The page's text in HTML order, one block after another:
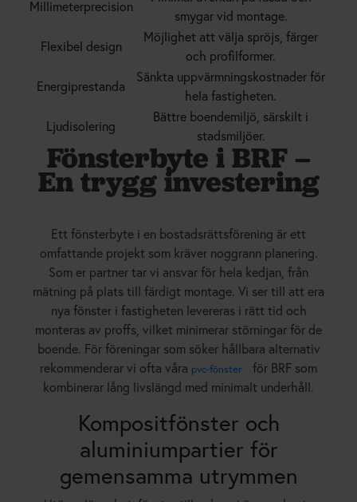
Millimeterprecision
smygar vid montage.
Flexibel design
Möjlighet att välja spröjs, färger
och profilformer.
Energiprestanda
Sänkta uppvärmningskostnader för
hela fastigheten.
Ljudisolering
Bättre boendemiljö, särskilt i
stadsmiljöer.
Fönsterbyte i BRF –
En trygg investering
Ett fönsterbyte i en bostadsrättsförening är ett
omfattande projekt som kräver noggrann planering.
Som er partner tar vi ansvar för hela kedjan, från
mätning på plats till färdigt montage. Vi ser till att era
nya fönster i fastigheten levereras i rätt tid och
monteras av proffs, vilket minimerar störningar för de
boende. För föreningar som söker hållbara alternativ
rekommenderar vi ofta våra pvc-fönster
för BRF som
kombinerar lång livslängd med minimalt underhåll.
Kompositfönster och
aluminiumpartier för
gemensamma utrymmen